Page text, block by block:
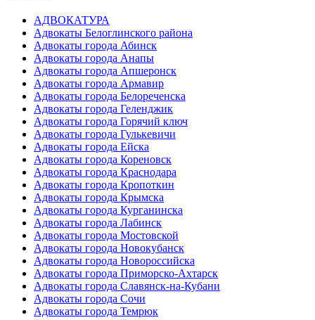
АДВОКАТУРА
Адвокаты Белоглинского района
Адвокаты города Абинск
Адвокаты города Анапы
Адвокаты города Апшеронск
Адвокаты города Армавир
Адвокаты города Белореченска
Адвокаты города Геленджик
Адвокаты города Горячий ключ
Адвокаты города Гулькевичи
Адвокаты города Ейска
Адвокаты города Кореновск
Адвокаты города Краснодара
Адвокаты города Кропоткин
Адвокаты города Крымска
Адвокаты города Курганинска
Адвокаты города Лабинск
Адвокаты города Мостовской
Адвокаты города Новокубанск
Адвокаты города Новороссийска
Адвокаты города Приморско-Ахтарск
Адвокаты города Славянск-на-Кубани
Адвокаты города Сочи
Адвокаты города Темрюк